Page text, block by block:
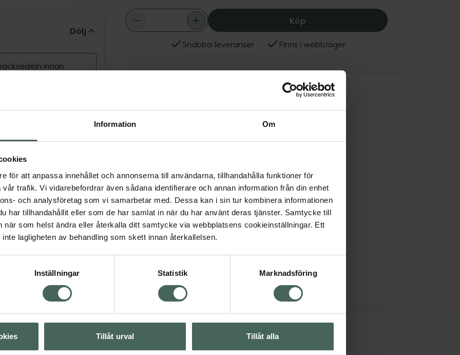
Information Om
för att anpassa innehållet och annonserna till användarna, tillhandahålla funktioner för
trafik. Vi vidarebefordrar även sådana identifierare och annan information från din enhet
och analysföretag som vi samarbetar med. Dessa kan i sin tur kombinera informationen
har tillhandahållit eller som de har samlat in när du har använt deras tjänster. Samtycke till
när som helst ändra eller återkalla ditt samtycke via webbplatsens cookieinställningar. Ett
lagligheten av behandling som skett innan återkallelsen.
Inställningar Statistik Marknadsföring
Tillåt urval Tillåt alla
Köp Axilur vet. 10 %, 235 kr.
Snabba leveranser Finns i webblager
Dölj
innan
mot spolmask och
Kan även ges till
användning.
kattDjurvårdHund
Visa
Visa